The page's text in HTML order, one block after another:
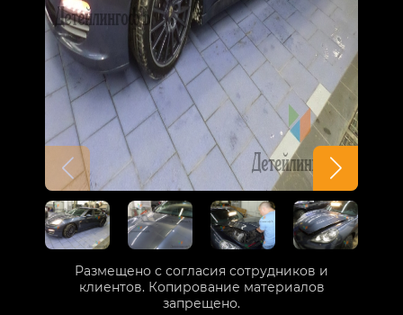
Размещено с согласия сотрудников и
клиентов. Копирование материалов
запрещено.